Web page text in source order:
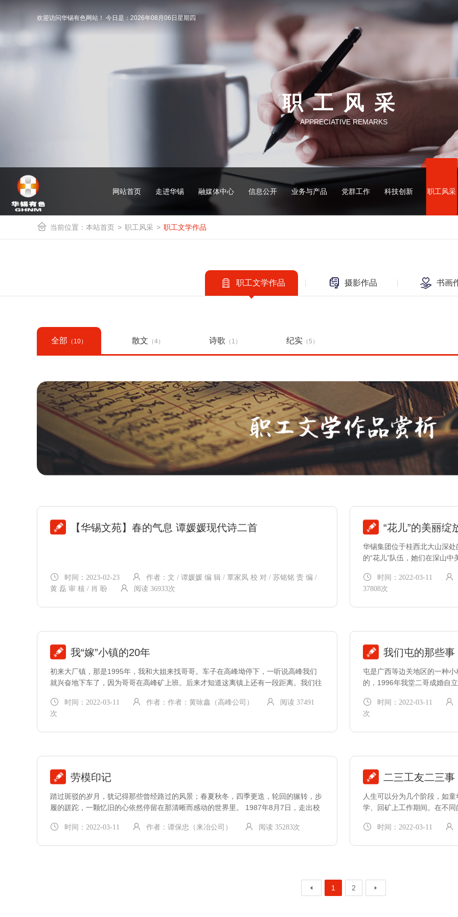
欢迎访问华锡有色网站！ 今日是： 2026年08月06日星期四
网站首页 走进华锡 融媒体中心 信息公开 业务与产品 党群工作 科技创新 职工风采
职工风采
APPRECIATIVE REMARKS
当前位置： 本站首页 > 职工风采 > 职工文学作品
职工文学作品 摄影作品 书画
全部 （10） 散文 （4） 诗歌 （1） 纪实 （5）
【华锡文苑】春的气息 谭媛媛现代诗二首
时间：2023-02-23
作者：文 / 谭媛媛 编 辑 / 覃家凤 校 对 / 苏铭铭 责 编 /
黄 磊 审 核 / 肖 盼
阅读 36933次
“花儿”的美丽
华锡集团位于桂西北大山深
的“花儿”队伍，她们在深山
时间：2022-03-11
37808次
我“嫁”小镇的20年
初来大厂镇，那是1995年，我和大姐来找哥哥。车子在高峰坳停下，一听说高峰我们
就兴奋地下车了，因为哥哥在高峰矿上班。后来才知道这离镇上还有一段距离。我们往
时间：2022-03-11 作者：作者：黄咏鑫（高峰公司）
阅读 37491
次
我们屯的那些事
屯是广西等边关地区的一种
的，1996年我堂二哥成婚自
时间：2022-03-11
次
劳模印记
踏过斑驳的岁月，犹记得那些曾经路过的风景；春夏秋冬，四季更迭，轮回的辗转，步
履的蹉跎，一颗忆旧的心依然停留在那清晰而感动的世界里。 1987年8月7日，走出校
时间：2022-03-11 作者：谭保忠（来冶公司） 阅读 35283次
二三工友二三事
人生可以分为几个阶段，如
学、回矿上工作期间。在不
时间：2022-03-11
1 2